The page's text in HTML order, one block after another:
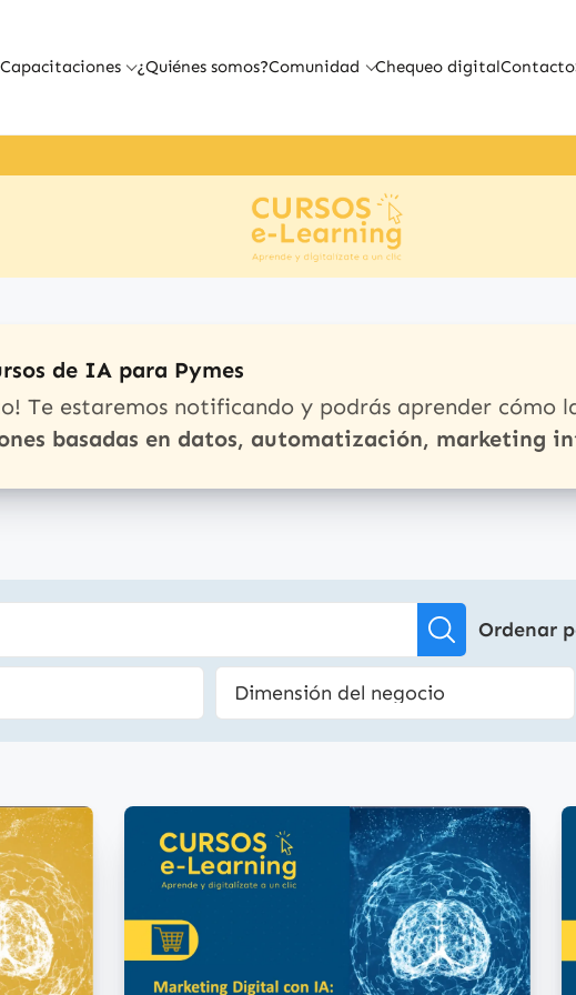
Capacitaciones ¿Quiénes somos?Comunidad Chequeo digitalContacto
de IA para Pymes
Te estaremos notificando y podrás aprender cómo
basadas en datos, automatización, marketing
Ordenar